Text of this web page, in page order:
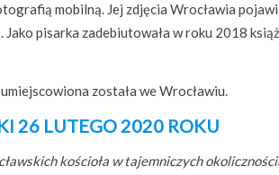
mobilną. Jej zdjęcia Wrocławia
pisarka zadebiutowała w roku 2018
została we Wrocławiu.
26 LUTEGO 2020 ROKU
kościoła w tajemniczych